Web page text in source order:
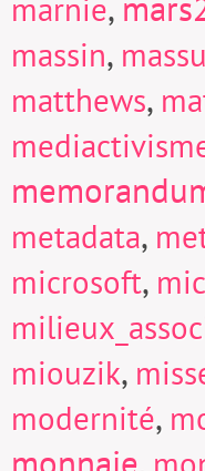
marnie
massin,
matthews,
metadata,
microsoft,
miouzik,
modernité,